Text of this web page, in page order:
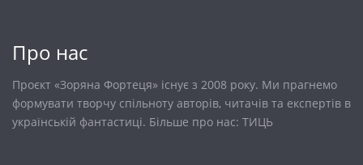
Про нас
Проєкт «Зоряна Фортеця» існує з 2008 року. Ми прагнемо
формувати творчу спільноту авторів, читачів та експертів в
українській фантастиці. Більше про нас: ТИЦЬ